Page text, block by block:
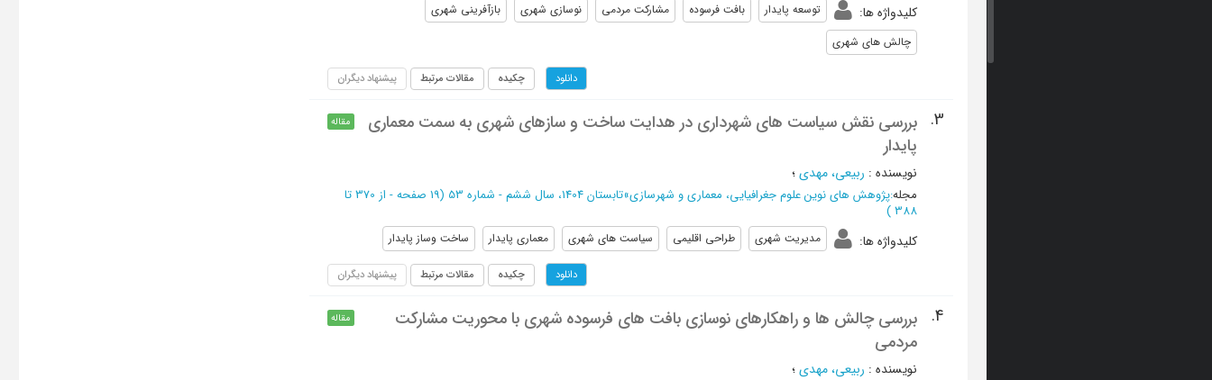
کلیدواژه ها: توسعه پایدار بافت فرسوده مشارکت مردمی نوسازی شهری
بازآفرینی شهری
چالش های شهری
دانلود چکیده مقالات مرتبط پیشنهاد دیگران
3.
بررسی نقش سیاست‌ های شهرداری در هدایت ساخت و سازهای شهری به سمت معماری
پایدار
مقاله
نویسنده : ربیعی، مهدی؛
مجله:پژوهش های نوین علوم جغرافیایی، معماری و شهرسازی»تابستان 1404، سال ششم - شماره 53 (‎19 صفحه -
از 370 تا
388
)
کلیدواژه ها: مدیریت شهری طراحی اقلیمی سیاست های شهری معماری پایدار ساخت وساز پایدار
دانلود چکیده مقالات مرتبط پیشنهاد دیگران
4.
بررسی چالش ها و راهکارهای نوسازی بافت های فرسوده شهری با محوریت مشارکت
مردمی
مقاله
نویسنده : ربیعی، مهدی؛